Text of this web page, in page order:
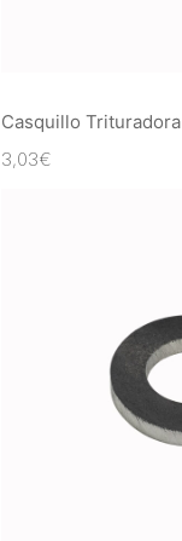
Casquillo
3,03€